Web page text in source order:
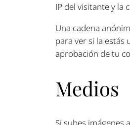
IP del visitante y la
Una cadena
para ver si la
aprobación de tu
Medios